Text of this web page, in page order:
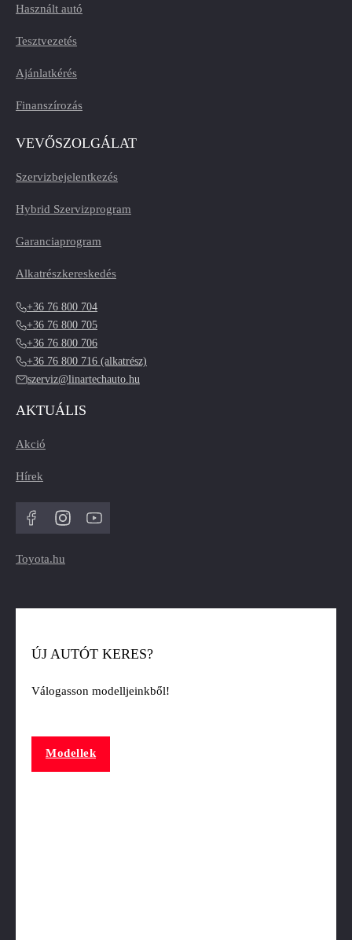
Használt autó
Tesztvezetés
Ajánlatkérés
Finanszírozás
VEVŐSZOLGÁLAT
Szervizbejelentkezés
Hybrid Szervizprogram
Garanciaprogram
Alkatrészkereskedés
+36 76 800 704
+36 76 800 705
+36 76 800 706
+36 76 800 716 (alkatrész)
szerviz@linartechauto.hu
AKTUÁLIS
Akció
Hírek
Toyota.hu
ÚJ AUTÓT KERES?
Válogasson modelljeinkből!
Modellek